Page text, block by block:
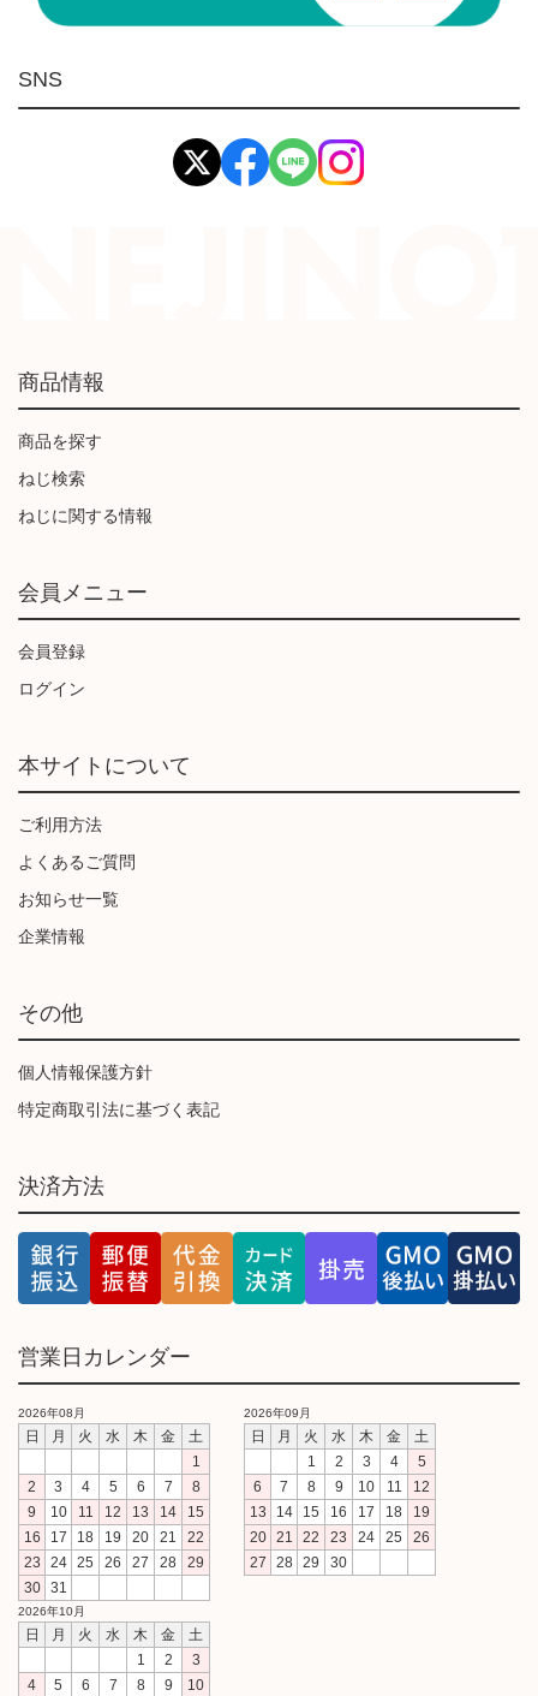
環境安全用品
イマオ製品(IMAO)
工業資材(栃木屋)
SNS
商品情報
商品を探す
ねじ検索
ねじに関する情報
会員メニュー
会員登録
ログイン
本サイトについて
ご利用方法
よくあるご質問
お知らせ一覧
企業情報
その他
個人情報保護方針
特定商取引法に基づく表記
決済方法
営業日カレンダー
2026年08月
日 月 火 水 木 金
土
1
2
3 4 5 6 7
8
9
10 11 12 13 14
15
16
17 18 19 20 21
22
23
24 25 26 27 28
29
30
31
2026年09月
日 月 火 水 木 金
土
1
2 3 4
5
6
7 8 9 10 11
12
13
14 15 16 17 18
19
20
21 22 23 24 25
26
27
28 29 30
2026年10月
日 月 火 水 木 金
土
1
2
3
4
5 6 7 8 9 10